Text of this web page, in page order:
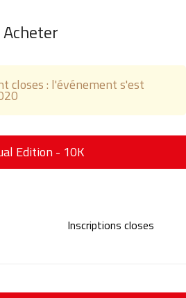
Acheter
closes : l'événement s'est
Edition - 10K
Inscriptions closes